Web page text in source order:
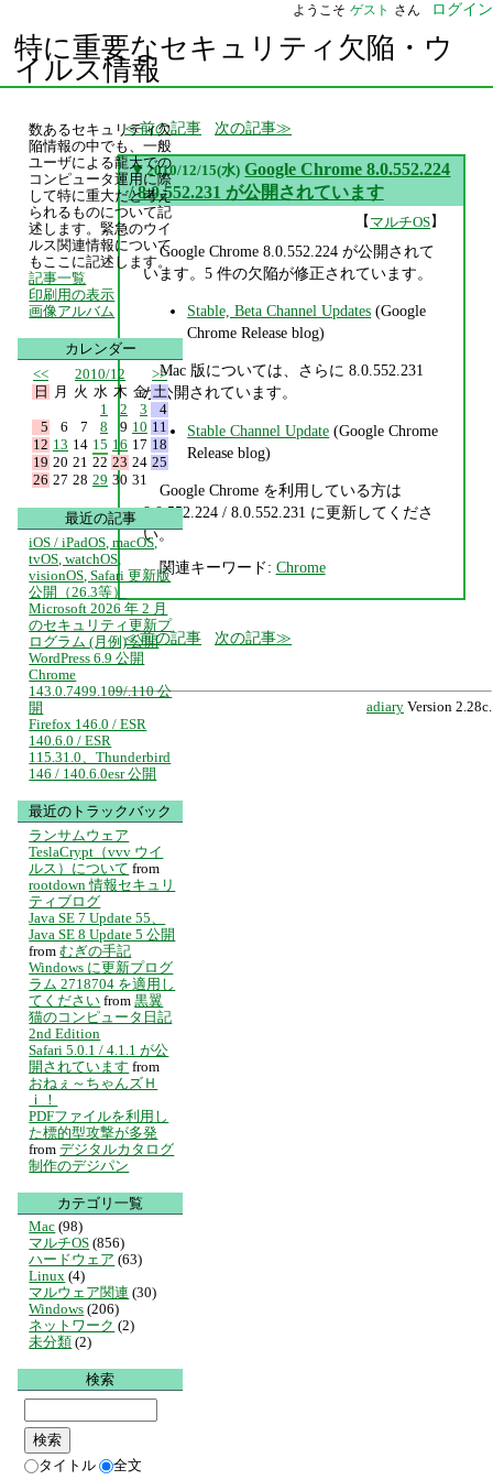
ようこそ ゲスト さん ログイン
特に重要なセキュリティ欠陥・ウ
イルス情報
前の記事 次の記事
▼ 2010/12/15(水) Google Chrome 8.0.552.224
/ 8.0.552.231 が公開されています
【マルチOS】
Google Chrome 8.0.552.224 が公開されて
います。5 件の欠陥が修正されています。
Stable, Beta Channel Updates (Google
Chrome Release blog)
Mac 版については、さらに 8.0.552.231
が公開されています。
Stable Channel Update (Google Chrome
Release blog)
Google Chrome を利用している方は
8.0.552.224 / 8.0.552.231 に更新してくださ
い。
関連キーワード: Chrome
前の記事 次の記事
adiary Version 2.28c.
数あるセキュリティ欠
陥情報の中でも、一般
ユーザによる龍大での
コンピュータ運用に際
して特に重大だと考え
られるものについて記
述します。緊急のウイ
ルス関連情報について
もここに記述します。
記事一覧
印刷用の表示
画像アルバム
カレンダー
<<
2010/12
>>
日
月 火 水 木 金 土
1
2 3
4
5
6 7 8 9 10 11
12 13 14 15 16 17 18
19 20 21 22 23 24 25
26 27 28 29 30 31
最近の記事
iOS / iPadOS, macOS,
tvOS, watchOS,
visionOS, Safari 更新版
公開（26.3等）
Microsoft 2026 年 2 月
のセキュリティ更新プ
ログラム (月例) 公開
WordPress 6.9 公開
Chrome
143.0.7499.109/.110 公
開
Firefox 146.0 / ESR
140.6.0 / ESR
115.31.0、Thunderbird
146 / 140.6.0esr 公開
最近のトラックバック
ランサムウェア
TeslaCrypt（vvv ウイ
ルス）について from
rootdown 情報セキュリ
ティブログ
Java SE 7 Update 55、
Java SE 8 Update 5 公開
from むぎの手記
Windows に更新プログ
ラム 2718704 を適用し
てください from 黒翼
猫のコンピュータ日記
2nd Edition
Safari 5.0.1 / 4.1.1 が公
開されています from
おねぇ～ちゃんズＨ
ｉ！
PDFファイルを利用し
た標的型攻撃が多発
from デジタルカタログ
制作のデジパン
カテゴリ一覧
Mac (98)
マルチOS (856)
ハードウェア (63)
Linux (4)
マルウェア関連 (30)
Windows (206)
ネットワーク (2)
未分類 (2)
検索
タイトル 全文